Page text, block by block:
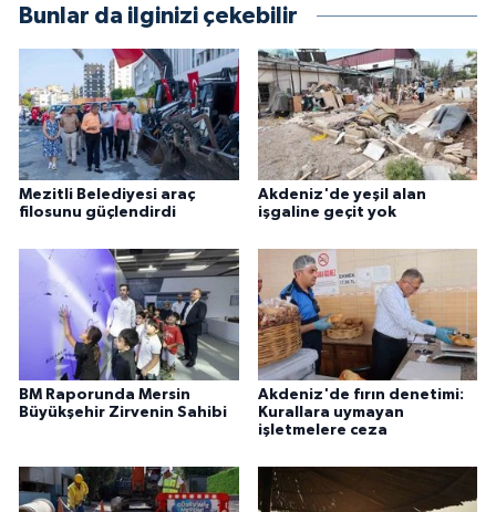
Bunlar da ilginizi çekebilir
Mezitli Belediyesi araç
filosunu güçlendirdi
Akdeniz'de yeşil alan
işgaline geçit yok
BM Raporunda Mersin
Büyükşehir Zirvenin Sahibi
Akdeniz'de fırın denetimi:
Kurallara uymayan
işletmelere ceza